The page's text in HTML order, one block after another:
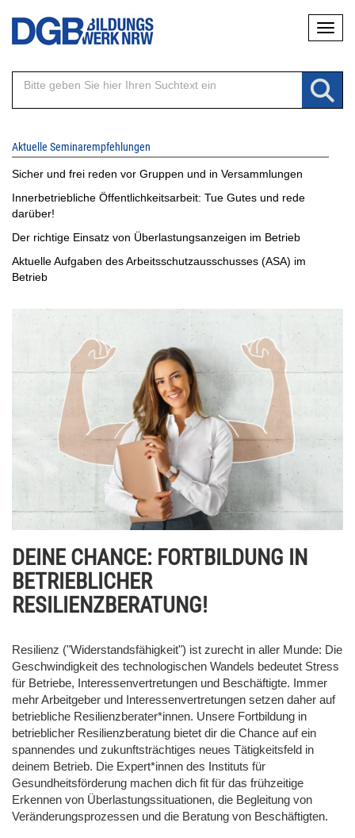
Direkt
Inhalt
Aktuelle Seminarempfehlungen
Sicher und frei reden vor Gruppen und in Versammlungen
Innerbetriebliche Öffentlichkeitsarbeit: Tue Gutes und rede
darüber!
Der richtige Einsatz von Überlastungsanzeigen im Betrieb
Aktuelle Aufgaben des Arbeitsschutzausschusses (ASA) im
Betrieb
DEINE CHANCE: FORTBILDUNG IN
BETRIEBLICHER
RESILIENZBERATUNG!
Resilienz ("Widerstandsfähigkeit") ist zurecht in aller Munde: Die
Geschwindigkeit des technologischen Wandels bedeutet Stress
für Betriebe, Interessenvertretungen und Beschäftigte. Immer
mehr Arbeitgeber und Interessenvertretungen setzen daher auf
betriebliche Resilienzberater*innen. Unsere Fortbildung in
betrieblicher Resilienzberatung bietet dir die Chance auf ein
spannendes und zukunftsträchtiges neues Tätigkeitsfeld in
deinem Betrieb. Die Expert*innen des Instituts für
Gesundheitsförderung machen dich fit für das frühzeitige
Erkennen von Überlastungssituationen, die Begleitung von
Veränderungsprozessen und die Beratung von Beschäftigten.